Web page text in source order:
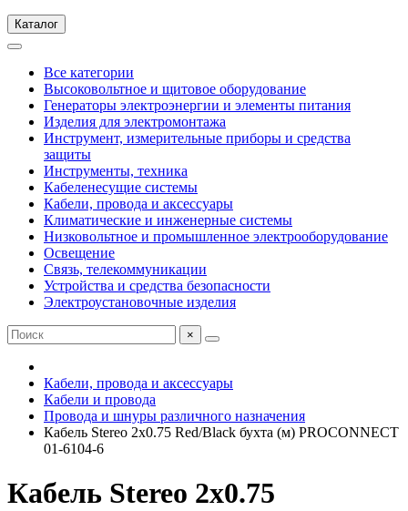
Каталог
Все категории
Высоковольтное и щитовое оборудование
Генераторы электроэнергии и элементы питания
Изделия для электромонтажа
Инструмент, измерительные приборы и средства
защиты
Инструменты, техника
Кабеленесущие системы
Кабели, провода и аксессуары
Климатические и инженерные системы
Низковольтное и промышленное электрооборудование
Освещение
Связь, телекоммуникации
Устройства и средства безопасности
Электроустановочные изделия
×
Кабели, провода и аксессуары
Кабели и провода
Провода и шнуры различного назначения
Кабель Stereo 2х0.75 Red/Black бухта (м) PROCONNECT
01-6104-6
Кабель Stereo 2х0.75